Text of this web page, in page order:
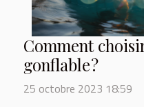
Comment
gonflable ?
25 octobre 2023 18:59